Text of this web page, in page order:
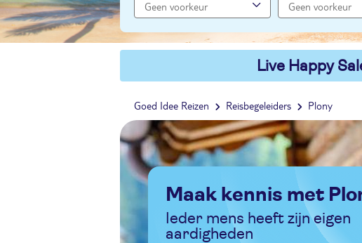
Live Happy
Goed Idee Reizen Reisbegeleiders Plony
Maak kennis met
Ieder mens heeft zijn eigen
aardigheden